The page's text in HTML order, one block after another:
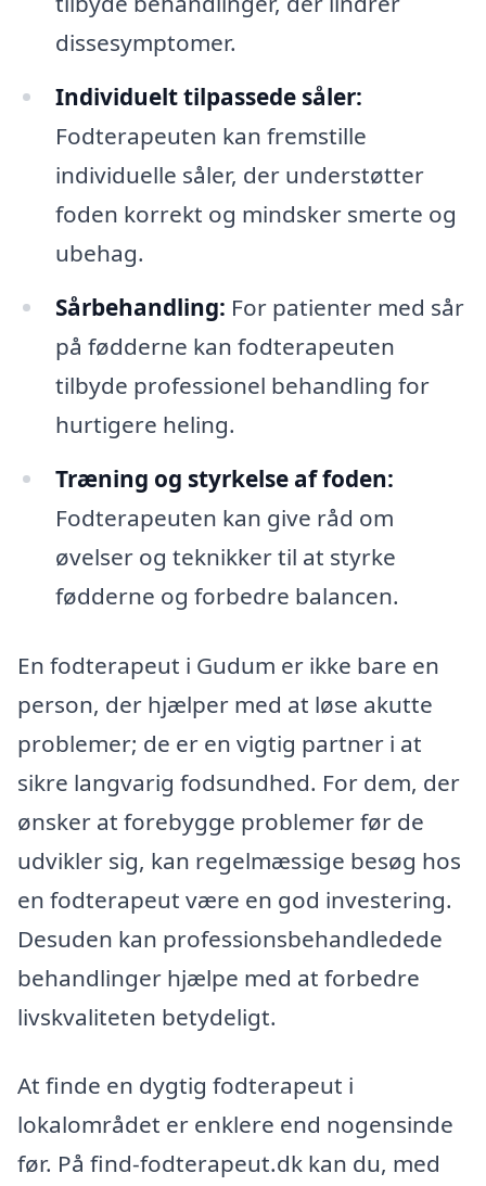
dissesymptomer.
Individuelt tilpassede såler:
Fodterapeuten kan fremstille
individuelle såler, der understøtter
foden korrekt og mindsker smerte og
ubehag.
Sårbehandling: For patienter med sår
på fødderne kan fodterapeuten
tilbyde professionel behandling for
hurtigere heling.
Træning og styrkelse af foden:
Fodterapeuten kan give råd om
øvelser og teknikker til at styrke
fødderne og forbedre balancen.
En fodterapeut i Gudum er ikke bare en
person, der hjælper med at løse akutte
problemer; de er en vigtig partner i at
sikre langvarig fodsundhed. For dem, der
ønsker at forebygge problemer før de
udvikler sig, kan regelmæssige besøg hos
en fodterapeut være en god investering.
Desuden kan professionsbehandledede
behandlinger hjælpe med at forbedre
livskvaliteten betydeligt.
At finde en dygtig fodterapeut i
lokalområdet er enklere end nogensinde
før. På find-fodterapeut.dk kan du, med